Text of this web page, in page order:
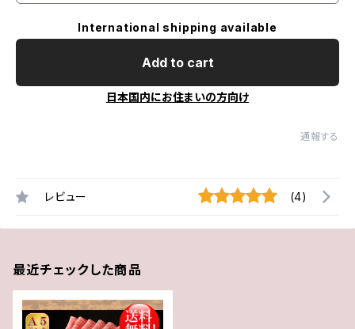
International shipping available
Add to cart
日本国内にお住まいの方向け
通報する
レビュー (4)
最近チェックした商品